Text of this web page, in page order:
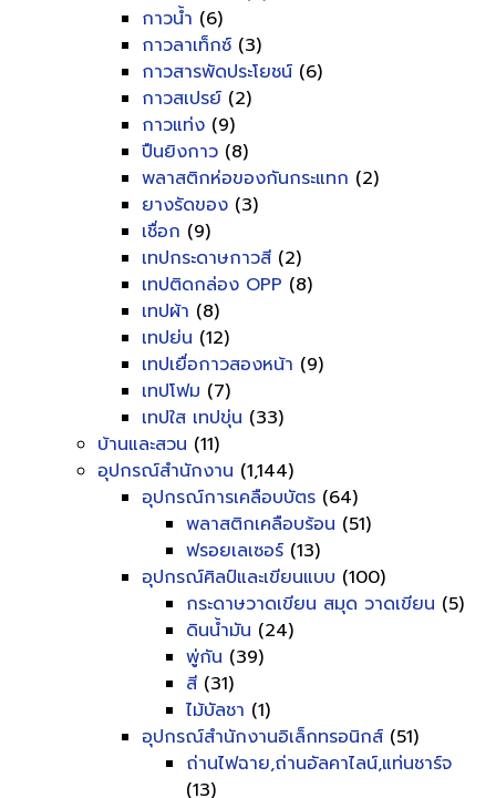
กาวน้ำ (6)
กาวลาเท็กซ์ (3)
กาวสารพัดประโยชน์ (6)
กาวสเปรย์ (2)
กาวแท่ง (9)
ปืนยิงกาว (8)
พลาสติกห่อของกันกระแทก (2)
ยางรัดของ (3)
เชื่อก (9)
เทปกระดาษกาวสี (2)
เทปติดกล่อง OPP (8)
เทปผ้า (8)
เทปย่น (12)
เทปเยื่อกาวสองหน้า (9)
เทปโฟม (7)
เทปใส เทปขุ่น (33)
บ้านและสวน (11)
อุปกรณ์สำนักงาน (1,144)
อุปกรณ์การเคลือบบัตร (64)
พลาสติกเคลือบร้อน (51)
ฟรอยเลเซอร์ (13)
อุปกรณ์ศิลป์และเขียนแบบ (100)
กระดาษวาดเขียน สมุด วาดเขียน (5)
ดินน้ำมัน (24)
พู่กัน (39)
สี (31)
ไม้บัลชา (1)
อุปกรณ์สำนักงานอิเล็กทรอนิกส์ (51)
ถ่านไฟฉาย,ถ่านอัลคาไลน์,แท่นชาร์จ
(13)